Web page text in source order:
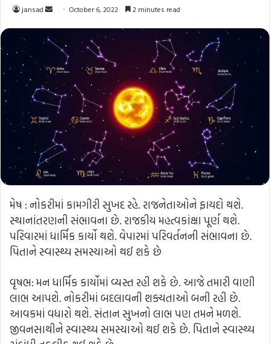
jansad
Send October 6, 2022 2 minutes read
મેષ : નોકરીમાં કામગીરી સુખદ રહે. રાજનેતાઓને ફાયદો થશે.
સ્થાનાંતરણની સંભાવના છે. રાજકીય મહત્વકાંક્ષા પૂર્ણ થશે.
પરિવારમાં ધાર્મિક કાર્યો થશે. વેપારમાં પરિવર્તનની સંભાવના છે.
પિતાને સ્વાસ્થ્ય સમસ્યાઓ થઈ શકે છે
વૃષભ: મન ધાર્મિક કાર્યોમાં વ્યસ્ત રહી શકે છે. આજે તમારી વાણી
લાભ આપશે. નોકરીમાં બદલાવની શક્યતાઓ બની રહી છે.
આવકમાં વધારો થશે. સંતાન સુખનો લાભ પણ તમને મળશે.
જીવનસાથીને સ્વાસ્થ્ય સમસ્યાઓ થઈ શકે છે. પિતાને સ્વાસ્થ્ય